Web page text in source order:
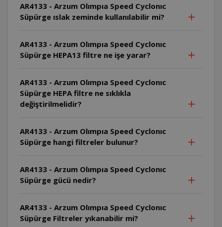
AR4133 - Arzum Olımpıa Speed Cyclonıc
Süpürge ıslak zeminde kullanılabilir mi?
AR4133 - Arzum Olımpıa Speed Cyclonıc
Süpürge HEPA13 filtre ne işe yarar?
AR4133 - Arzum Olımpıa Speed Cyclonıc
Süpürge HEPA filtre ne sıklıkla
değiştirilmelidir?
AR4133 - Arzum Olımpıa Speed Cyclonıc
Süpürge hangi filtreler bulunur?
AR4133 - Arzum Olımpıa Speed Cyclonıc
Süpürge gücü nedir?
AR4133 - Arzum Olımpıa Speed Cyclonıc
Süpürge Filtreler yıkanabilir mi?